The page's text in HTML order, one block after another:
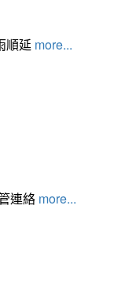
順延 more...
連絡 more...